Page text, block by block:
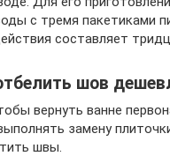
с тремя пакетиками
составляет
шов
вернуть ванне
замену
швы.